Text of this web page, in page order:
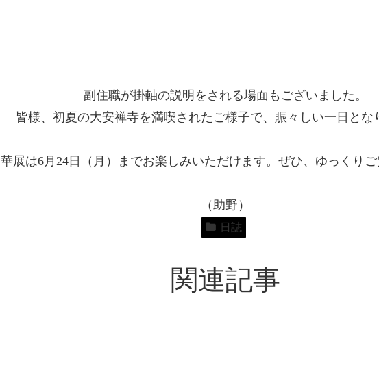
副住職が掛軸の説明をされる場面もございました。
皆様、初夏の大安禅寺を満喫されたご様子で、賑々しい一日とな
華展は6月24日（月）までお楽しみいただけます。ぜひ、ゆっくりご
（助野）
日誌
関連記事